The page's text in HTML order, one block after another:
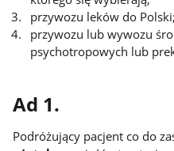
przywozu leków do Polski;
przywozu lub wywozu
psychotropowych lub
Ad 1.
Podróżujący pacjent co do